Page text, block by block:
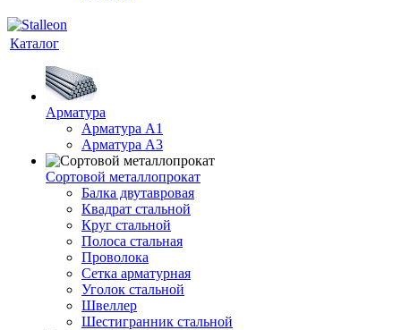
Каталог
Арматура
Арматура A1
Арматура А3
Сортовой металлопрокат
Балка двутавровая
Квадрат стальной
Круг стальной
Полоса стальная
Проволока
Сетка арматурная
Уголок стальной
Швеллер
Шестигранник стальной